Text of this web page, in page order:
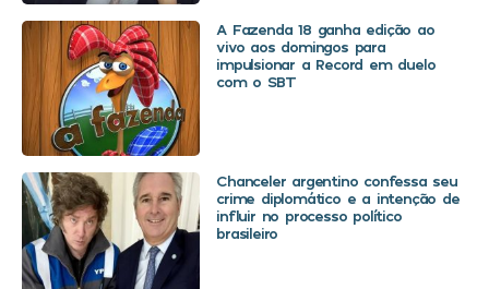
A Fazenda 18 ganha edição ao
vivo aos domingos para
impulsionar a Record em duelo
com o SBT
Chanceler argentino confessa seu
crime diplomático e a intenção de
influir no processo político
brasileiro